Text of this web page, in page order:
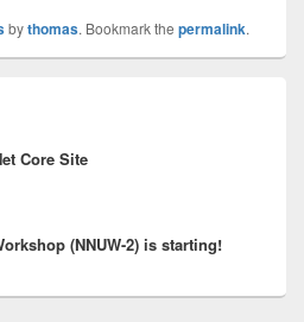
bythomas. Bookmark the permalink.
Core Site
(NNUW-2) is starting!